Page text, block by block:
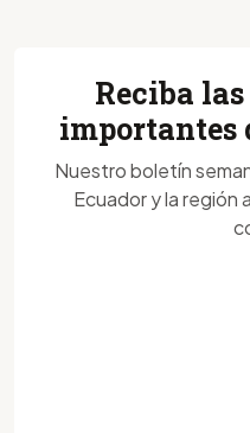
Reciba
importantes
Nuestro boletín
Ecuador y la región